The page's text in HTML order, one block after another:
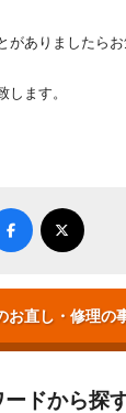
がありましたら
ます。
お直し・修理の
ドから探